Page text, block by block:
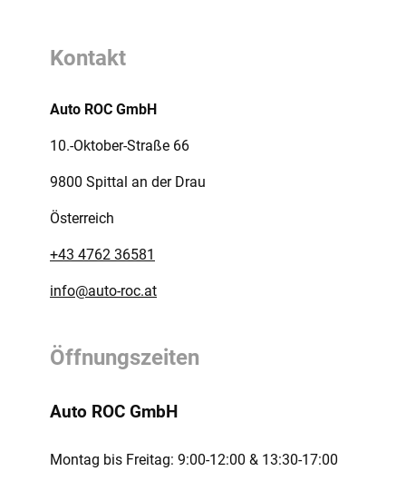
Kontakt
Auto ROC GmbH
10.-Oktober-Straße 66
9800 Spittal an der Drau
Österreich
+43 4762 36581
info@auto-roc.at
Öffnungszeiten
Auto ROC GmbH
Montag bis Freitag: 9:00-12:00 ­& 13:30-17:00